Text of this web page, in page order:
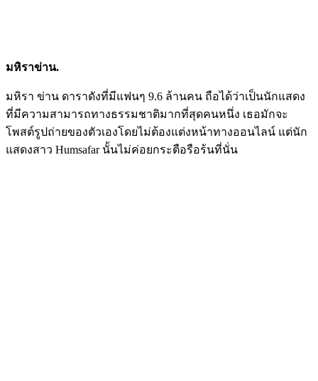
มหิราข่าน.
มหิรา ข่าน ดาราดังที่มีแฟนๆ 9.6 ล้านคน ถือได้ว่าเป็นนักแสดง
ที่มีความสามารถทางธรรมชาติมากที่สุดคนหนึ่ง เธอมักจะ
โพสต์รูปถ่ายของตัวเองโดยไม่ต้องแต่งหน้าทางออนไลน์ แต่นัก
แสดงสาว Humsafar นั้นไม่ค่อยกระตือรือร้นที่นั่น